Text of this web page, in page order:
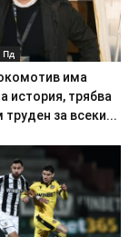
Пд
има
история, трябва
за всеки...